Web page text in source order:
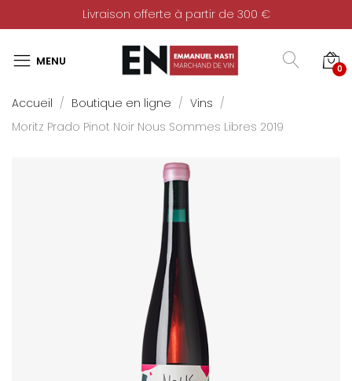
Livraison offerte à partir de 300 €
0
Accueil Boutique en ligne
Vins
Moritz Prado Pinot Noir Nous Sommes Libres 2019